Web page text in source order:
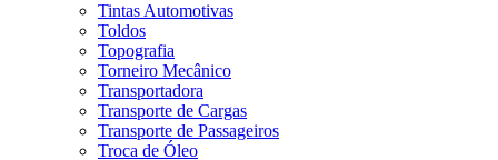
Tintas Automotivas
Toldos
Topografia
Torneiro Mecânico
Transportadora
Transporte de Cargas
Transporte de Passageiros
Troca de Óleo